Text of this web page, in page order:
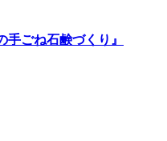
手ごね石鹸づくり』